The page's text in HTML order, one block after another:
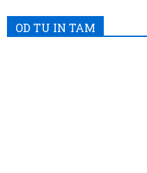
OD TU IN TAM